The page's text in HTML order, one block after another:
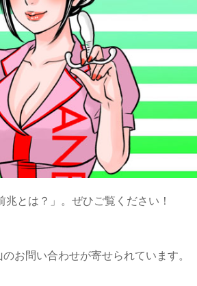
とは？」。ぜひご覧ください！
お問い合わせが寄せられています。